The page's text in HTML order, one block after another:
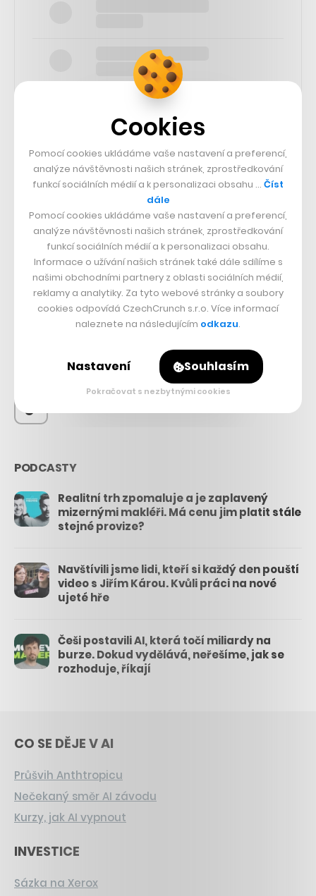
SLEDUJTE NÁS
25k
65k
56.4k
26.3k
PODCASTY
Realitní trh zpomaluje a je zaplavený
mizernými makléři. Má cenu jim platit stále
stejné provize?
Navštívili jsme lidi, kteří si každý den pouští
video s Jiřím Károu. Kvůli práci na nové
ujeté hře
Češi postavili AI, která točí miliardy na
burze. Dokud vydělává, neřešíme, jak se
rozhoduje, říkají
CO SE DĚJE V AI
Průšvih Anthtropicu
Nečekaný směr AI závodu
Kurzy, jak AI vypnout
INVESTICE
Sázka na Xerox
Cookies
Pomocí cookies ukládáme vaše nastavení a preferencí,
analýze návštěvnosti našich stránek, zprostředkování
funkcí sociálních médií a k personalizaci obsahu … Číst
dále
Pomocí cookies ukládáme vaše nastavení a preferencí,
analýze návštěvnosti našich stránek, zprostředkování
funkcí sociálních médií a k personalizaci obsahu.
Informace o užívání našich stránek také dále sdílíme s
našimi obchodními partnery z oblasti sociálních médií,
reklamy a analytiky. Za tyto webové stránky a soubory
cookies odpovídá CzechCrunch s.r.o. Více informací
naleznete na následujícím odkazu.
Nastavení Souhlasím
Pokračovat s nezbytnými cookies